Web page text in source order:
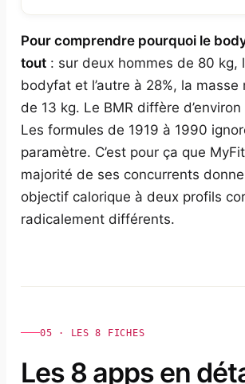
Pour comprendre pourquoi le
tout : sur deux hommes de 80 kg,
bodyfat et l’autre à 28%, la
de 13 kg. Le BMR diffère
Les formules de 1919 à 1990
paramètre. C’est pour ça que
majorité de ses concurrents
objectif calorique à deux profils
radicalement différents.
05 · LES 8 FICHES
Les 8 apps en